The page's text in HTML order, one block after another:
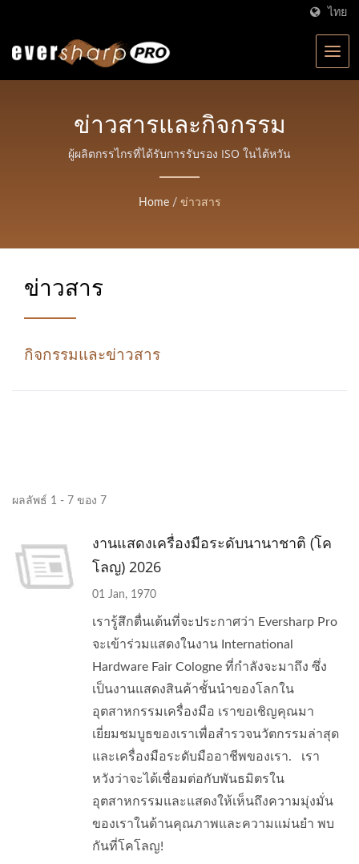
ไทย
ข่าวสารและกิจกรรม
ผู้ผลิตกรรไกรที่ได้รับการรับรอง ISO ในไต้หวัน
Home / ข่าวสาร
ข่าวสาร
กิจกรรมและข่าวสาร
ผลลัพธ์ 1 - 7 ของ 7
งานแสดงเครื่องมือระดับนานาชาติ (โค
โลญ) 2026
01 Jan, 1970
เรารู้สึกตื่นเต้นที่จะประกาศว่า Eversharp Pro
จะเข้าร่วมแสดงในงาน International
Hardware Fair Cologne ที่กำลังจะมาถึง ซึ่ง
เป็นงานแสดงสินค้าชั้นนำของโลกใน
อุตสาหกรรมเครื่องมือ เราขอเชิญคุณมา
เยี่ยมชมบูธของเราเพื่อสำรวจนวัตกรรมล่าสุด
และเครื่องมือระดับมืออาชีพของเรา. เรา
หวังว่าจะได้เชื่อมต่อกับพันธมิตรใน
อุตสาหกรรมและแสดงให้เห็นถึงความมุ่งมั่น
ของเราในด้านคุณภาพและความแม่นยำ พบ
กันที่โคโลญ!